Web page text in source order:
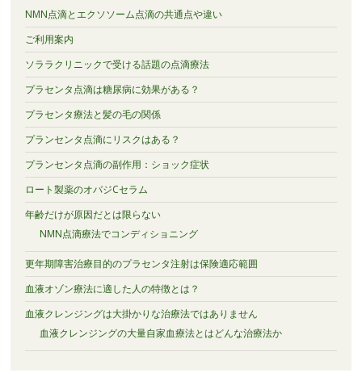
NMN点滴とエクソソーム点滴の共通点や違い
ご利用案内
ソララクリニックで受ける話題の点滴療法
プラセンタ点滴は糖尿病に効果がある？
プラセンタ療法と髪の毛の関係
プランセンタ点滴にリスクはある？
プランセンタ点滴の副作用：ショック症状
ロート製薬のオバジCセラム
年齢だけが原因だとは限らない
NMN点滴療法でコンディショニング
更年期障害治療目的のプラセンタ注射は保険適応範囲
血液オゾン療法に適した人の特徴とは？
血液クレンジングは大掛かりな治療法ではありません
血液クレンジングの大量自家血療法とはどんな治療法か